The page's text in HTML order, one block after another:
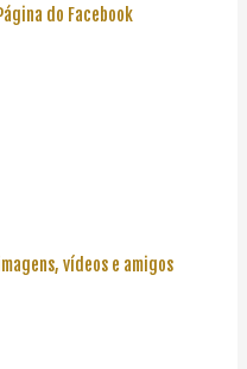
do Facebook
vídeos e amigos